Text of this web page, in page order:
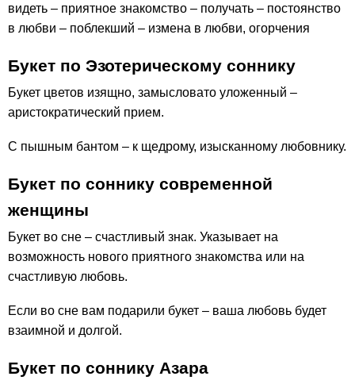
видеть – приятное знакомство – получать – постоянство
в любви – поблекший – измена в любви, огорчения
Букет по Эзотерическому соннику
Букет цветов изящно, замысловато уложенный –
аристократический прием.
С пышным бантом – к щедрому, изысканному любовнику.
Букет по соннику современной
женщины
Букет во сне – счастливый знак. Указывает на
возможность нового приятного знакомства или на
счастливую любовь.
Если во сне вам подарили букет – ваша любовь будет
взаимной и долгой.
Букет по соннику Азара